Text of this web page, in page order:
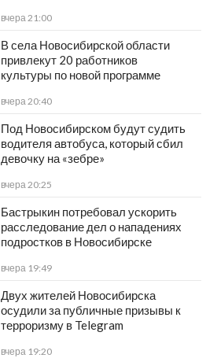
вчера 21:00
В села Новосибирской области
привлекут 20 работников
культуры по новой программе
вчера 20:40
Под Новосибирском будут судить
водителя автобуса, который сбил
девочку на «зебре»
вчера 20:25
Бастрыкин потребовал ускорить
расследование дел о нападениях
подростков в Новосибирске
вчера 19:49
Двух жителей Новосибирска
осудили за публичные призывы к
терроризму в Telegram
вчера 19:20